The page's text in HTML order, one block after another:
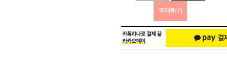
구매하기